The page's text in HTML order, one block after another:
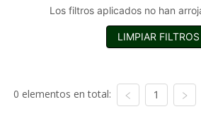
Los filtros aplicados no han
LIMPIAR FILTROS
0 elementos en total: 1